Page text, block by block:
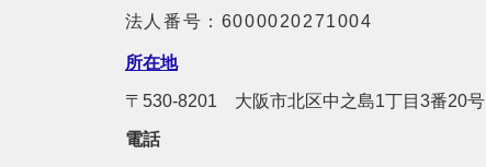
法人番号：6000020271004
所在地
〒530-8201 大阪市北区中之島1丁目3番20号
電話